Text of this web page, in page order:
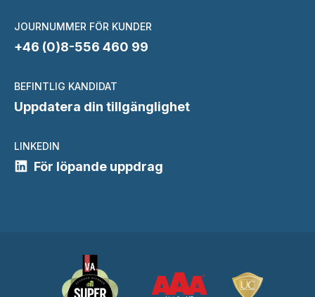
JOURNUMMER FÖR KUNDER
+46 (0)8-556 460 99
BEFINTLIG KANDIDAT
Uppdatera din tillgänglighet
LINKEDIN
För löpande uppdrag